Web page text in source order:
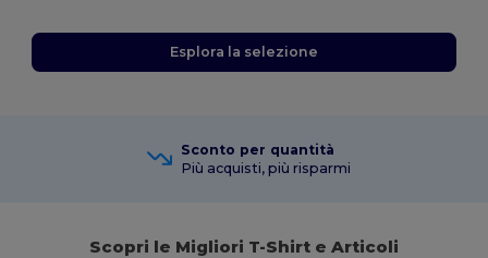
Esplora la selezione
Sconto per quantità
Più acquisti, più risparmi
Scopri le Migliori T-Shirt e Articoli